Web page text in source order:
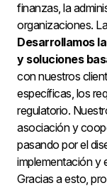
finanzas, la
organizaciones.
Desarrollamos
y soluciones
con nuestros
específicas, los
regulatorio.
asociación y
pasando por el
implementación y
Gracias a esto,